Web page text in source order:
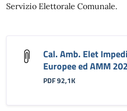
Servizio Elettorale Comunale.
Cal. Amb. Elet
Europee ed AMM
PDF 92,1K